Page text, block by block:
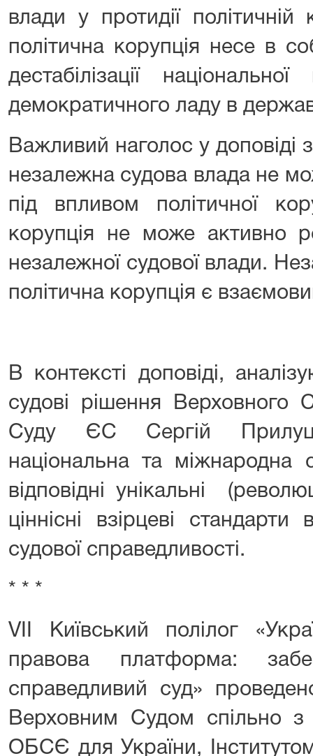
влади у протидії політичній
політична корупція несе в
дестабілізації
демократичного ладу в
Важливий наголос у
незалежна судова влада не
під впливом політичної
корупція не може активно
незалежної судової влади.
політична корупція є
В контексті доповіді,
судові рішення
Суду ЄС Сергій
національна та міжнародна
відповідні унікальні
ціннісні взірцеві
судової справедливості.
* * *
VІІ Київський полілог
правова платформа:
справедливий суд»
Верховним Судом спільно
ОБСЄ для України,